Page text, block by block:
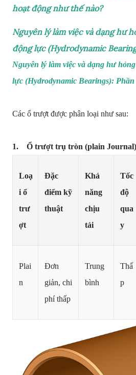
hoạt động như thế nào?
Nguyên lý làm việc và dạng hư
động lực (Hydrodynamic
Nguyên lý làm việc và dạng hư
lực (Hydrodynamic Bearings): Phần
Các ổ trượt được phân loại như sau:
1. Ổ trượt trụ tròn (plain Journal)
Loạ
i ổ
trư
ợt
Đặc
điểm kỹ
thuật
Khả
năng
chịu
tải
Tốc
độ
qua
y
Plai
n
Đơn
giản, chi
phí thấp
Trung
bình
Thấ
p